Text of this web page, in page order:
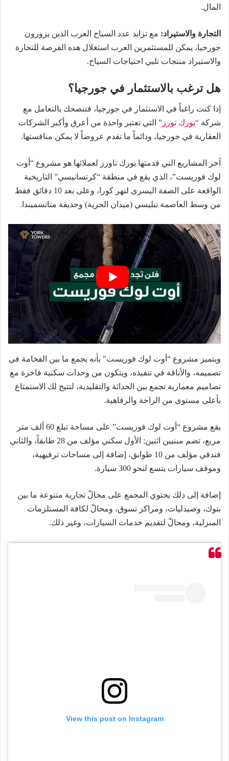
المال.
التجارة والاستيراد: مع تزايد عدد السياح العرب الذين يزورون
جورجيا، يمكن للمستثمرين العرب استغلال هذه الفرصة للتجارة
والاستيراد منتجات تلبي احتياجات السياح.
هل ترغب بالاستثمار في جورجيا؟
إذا كنت راغباً في الاستثمار في جورجيا، فننصحك بالتعامل مع
شركة “يورك تورز ” التي تعتبر واحدة من أعرق وأكبر الشركات
العقارية في جورجيا، ودائماً ما تقدم عروضاً لا يمكن منافستها.
آخر المشاريع التي قدمتها يورك تاورز لعملائها هو مشروع “أوت
لوك فوريست”، الذي يقع في منطقة “كرتسانيسي” التاريخية
الواقعة على الضفة اليسرى لنهر كورا، وعلى بعد 10 دقائق فقط
من وسط العاصمة تبليسي (ميدان الحرية) وحديقة متاتسميندا.
ويتميز مشروع “أوت لوك فوريست” بأنه يجمع ما بين الفخامة في
تصميمه، والأناقة في تنفيذه، ويتكون من وحدات سكنية فاخرة مع
تصاميم معمارية تجمع بين الحداثة والتقليدية، لتتيح لك الاستمتاع
بأعلى مستوى من الراحة والرفاهية.
يقع مشروع “أوت لوك فوريست” على مساحة تبلغ 60 ألف متر
مربع، تضم مبنيين اثنين; الأول سكني مؤلف من 28 طابقاً، والثاني
فندقي مؤلف من 10 طوابق، إضافة إلى مساحات ترفيهية،
وموقف سيارات يتسع لنحو 300 سيارة.
إضافة إلى ذلك يحتوي المجمع على محالّ تجارية متنوعة ما بين
بنوك، وصيدليات، ومراكز تسوق، ومحالّ لكافة المستلزمات
المنزلية، ومحالّ لتقديم خدمات السيارات، وغير ذلك.
View this post on Instagram